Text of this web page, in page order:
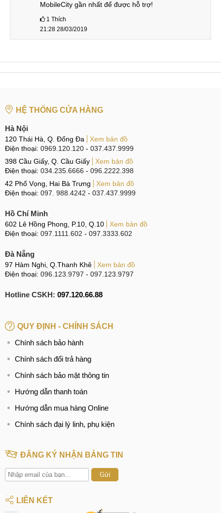
MobileCity gần nhất để được hỗ trợ!
1 Thích
21:28 28/03/2019
HỆ THỐNG CỬA HÀNG
Hà Nội
120 Thái Hà, Q. Đống Đa
Xem bản đồ
Điện thoại: 0969.120.120 - 037.437.9999
398 Cầu Giấy, Q. Cầu Giấy
Xem bản đồ
Điện thoại: 034.235.6666 - 096.2222.398
42 Phố Vọng, Hai Bà Trưng
Xem bản đồ
Điện thoại: 097. 988.4242 - 037.437.9999
Hồ Chí Minh
602 Lê Hồng Phong, P.10, Q.10
Xem bản đồ
Điện thoại: 097.1111.602 - 097.3333.602
Đà Nẵng
97 Hàm Nghi, Q.Thanh Khê
Xem bản đồ
Điện thoại: 096.123.9797 - 097.123.9797
Hotline CSKH: 097.120.66.88
QUY ĐỊNH - CHÍNH SÁCH
Chính sách bảo hành
Chính sách đổi trả hàng
Chính sách bảo mật thông tin
Hướng dẫn thanh toán
Hướng dẫn mua hàng Online
Chính sách đại lý linh, phụ kiện
ĐĂNG KÝ NHẬN BẢNG TIN
Gửi
LIÊN KẾT